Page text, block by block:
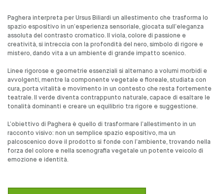
Paghera interpreta per Ursus Biliardi un allestimento che trasforma lo
spazio espositivo in un’esperienza sensoriale, giocata sull’eleganza
assoluta del contrasto cromatico. Il viola, colore di passione e
creatività, si intreccia con la profondità del nero, simbolo di rigore e
mistero, dando vita a un ambiente di grande impatto scenico.
Linee rigorose e geometrie essenziali si alternano a volumi morbidi e
avvolgenti, mentre la componente vegetale e floreale, studiata con
cura, porta vitalità e movimento in un contesto che resta fortemente
teatrale. Il verde diventa contrappunto naturale, capace di esaltare le
tonalità dominanti e creare un equilibrio tra rigore e suggestione.
L’obiettivo di Paghera è quello di trasformare l’allestimento in un
racconto visivo: non un semplice spazio espositivo, ma un
palcoscenico dove il prodotto si fonde con l’ambiente, trovando nella
forza del colore e nella scenografia vegetale un potente veicolo di
emozione e identità.